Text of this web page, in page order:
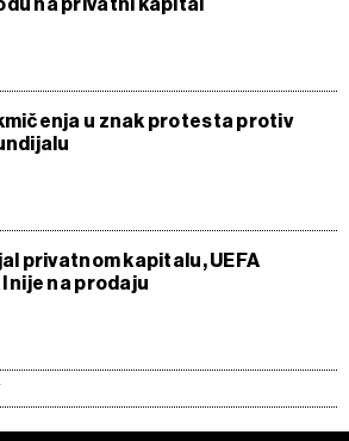
u znak protesta protiv
privatnom kapitalu, UEFA
nije na prodaju